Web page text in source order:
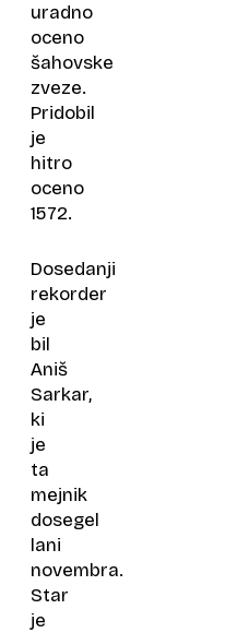
uradno
oceno
šahovske
zveze.
Pridobil
je
hitro
oceno
1572.
Dosedanji
rekorder
je
bil
Aniš
Sarkar,
ki
je
ta
mejnik
dosegel
lani
novembra.
Star
je